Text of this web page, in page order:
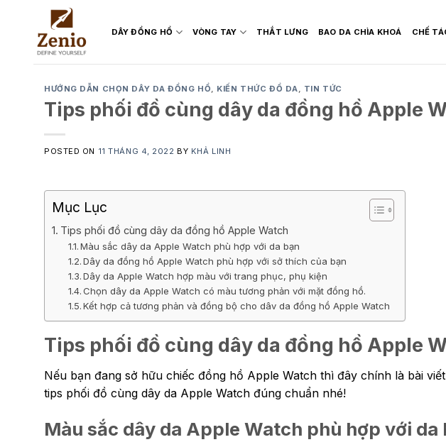
content
DÂY ĐỒNG HỒ VÒNG TAY THẮT LƯNG BAO DA CHÌA KHOÁ CHẾ
HƯỚNG DẪN CHỌN DÂY DA ĐỒNG HỒ, KIẾN THỨC ĐỒ DA, TIN TỨC
Tips phối đồ cùng dây da đồng hồ Apple
POSTED ON 11 THÁNG 4, 2022 BY KHẢ LINH
Mục Lục
Tips phối đồ cùng dây da đồng hồ Apple Watch
Màu sắc dây da Apple Watch phù hợp với da bạn
Dây da đồng hồ Apple Watch phù hợp với sở thích của bạn
Dây da Apple Watch hợp màu với trang phục, phụ kiện
Chọn dây da Apple Watch có màu tương phản với mặt đồng hồ.
Kết hợp cả tương phản và đồng bộ cho dâv da đồng hồ Apple Watch
Tips phối đồ cùng dây da đồng hồ Apple
Nếu bạn đang sở hữu chiếc đồng hồ Apple Watch thì đây chính là bài
tips phối đồ cùng dây da Apple Watch đúng chuẩn nhé!
Màu sắc dây da Apple Watch phù hợp với da